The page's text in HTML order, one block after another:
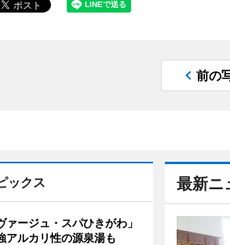
前の
最新ニ
ックス
ァージュ・スパひきがわ」
ルカリ性の源泉湯も